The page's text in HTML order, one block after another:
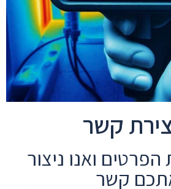
קשר
ואנו ניצור
קשר